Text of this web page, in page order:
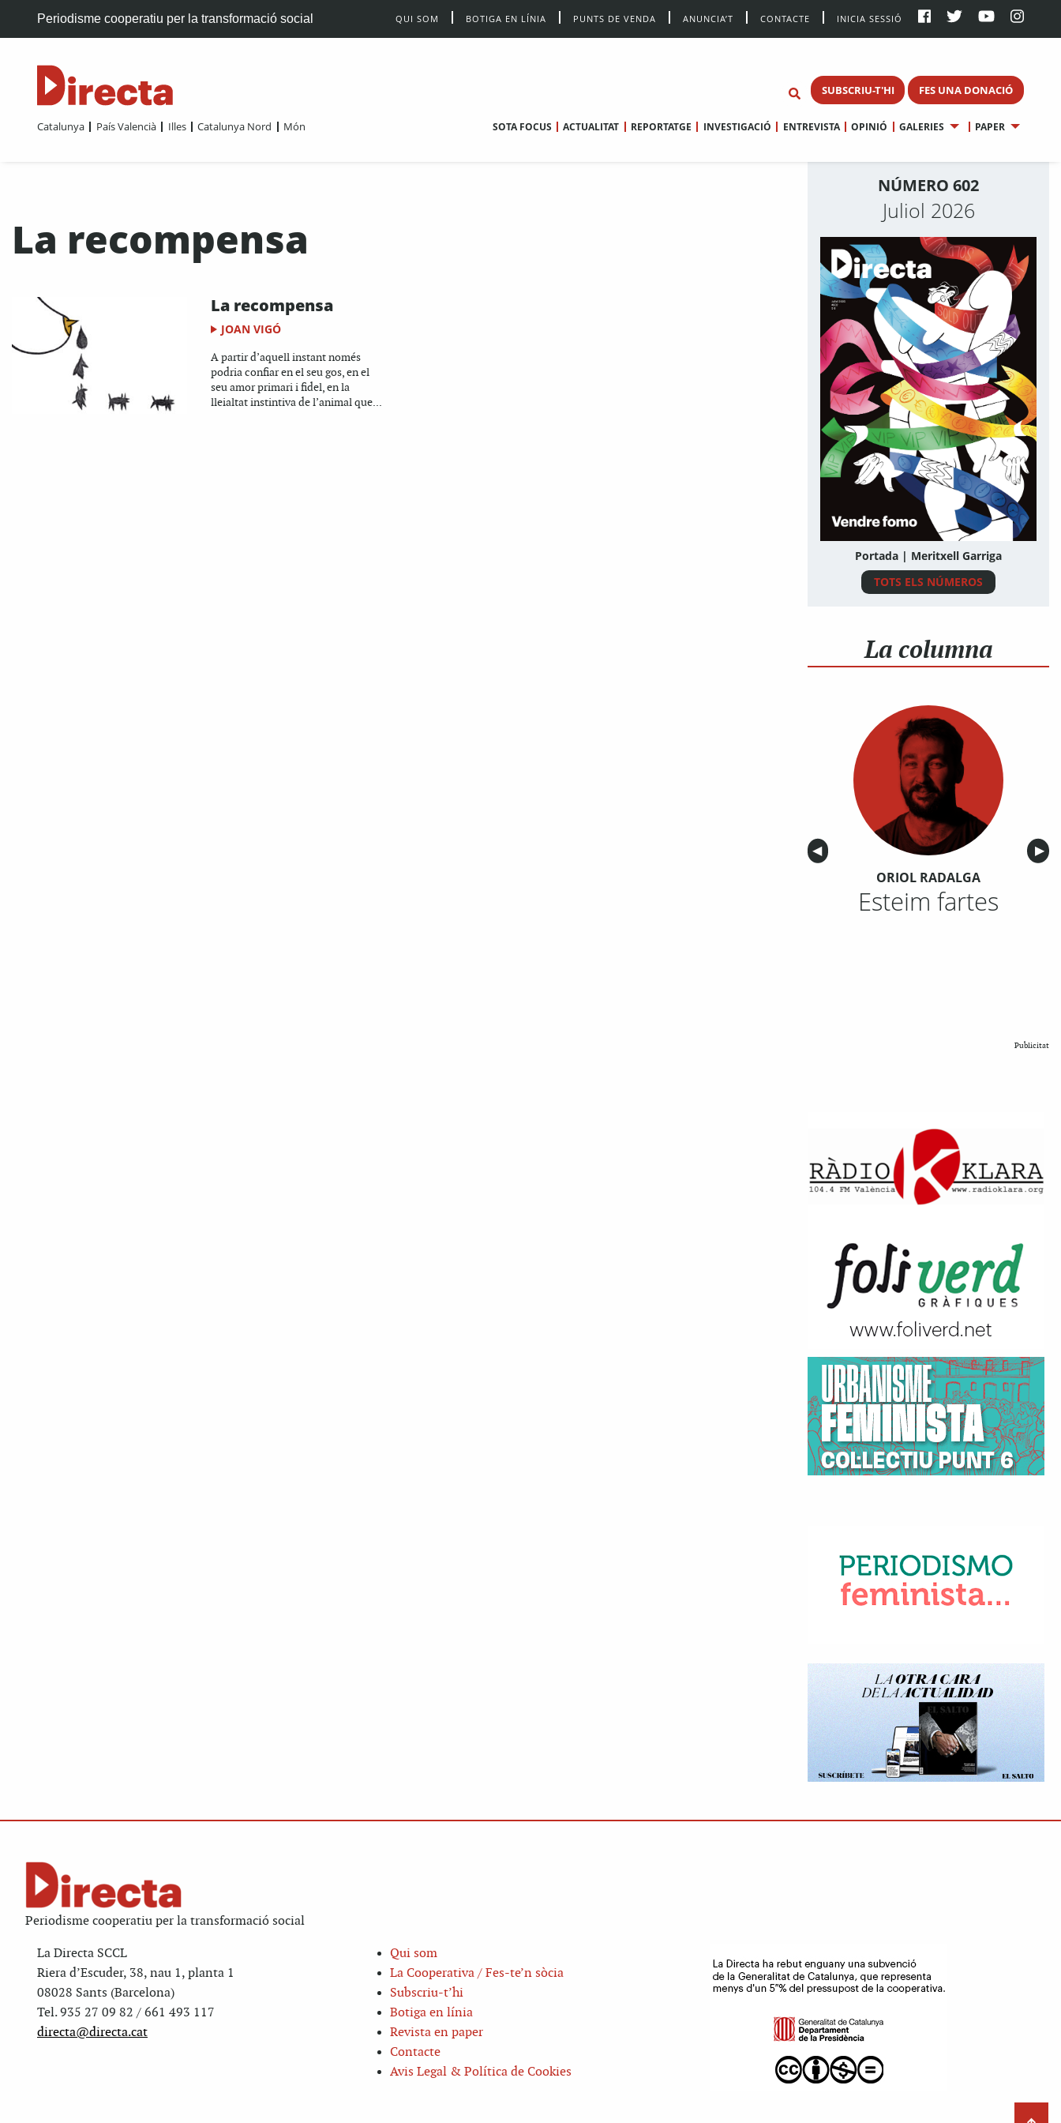
Periodisme cooperatiu per la transformació social QUI SOM BOTIGA EN LÍNIA PUNTS DE VENDA ANUNCIA’T CONTACTE INICIA SESSIÓ
SUBSCRIU-T'HI FES UNA DONACIÓ
Catalunya País Valencià Illes Catalunya Nord Món SOTA FOCUS ACTUALITAT REPORTATGE INVESTIGACIÓ ENTREVISTA OPINIÓ GALERIES PAPER
La recompensa
La recompensa
JOAN VIGÓ
A partir d’aquell instant només
podria confiar en el seu gos, en el
seu amor primari i fidel, en la
lleialtat instintiva de l’animal que...
NÚMERO 602
Juliol 2026
Portada | Meritxell Garriga
TOTS ELS NÚMEROS
La columna
Anterior
◀︎ ▶︎
ORIOL RADALGA
Esteim fartes
Publicitat
Periodisme cooperatiu per la transformació social
La Directa SCCL
Riera d’Escuder, 38, nau 1, planta 1
08028 Sants (Barcelona)
Tel. 935 27 09 82 / 661 493 117
directa@directa.cat
Qui som
La Cooperativa / Fes-te’n sòcia
Subscriu-t’hi
Botiga en línia
Revista en paper
Contacte
Avis Legal & Política de Cookies